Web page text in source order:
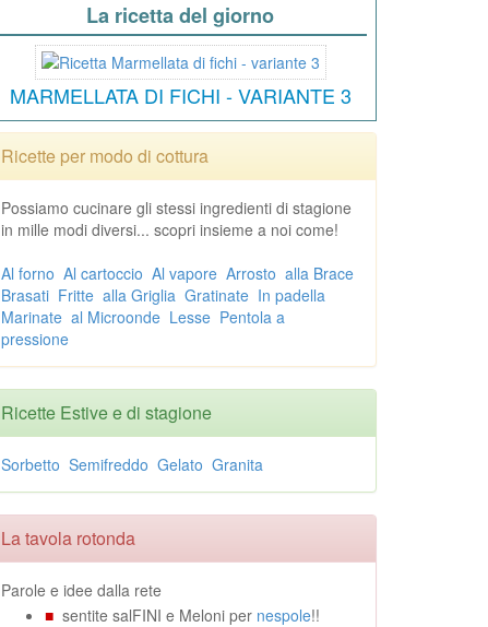
La ricetta del giorno
MARMELLATA DI FICHI - VARIANTE 3
Ricette per modo di cottura
Possiamo cucinare gli stessi ingredienti di stagione
in mille modi diversi... scopri insieme a noi come!
Al forno Al cartoccio Al vapore Arrosto alla Brace
Brasati Fritte alla Griglia Gratinate In padella
Marinate al Microonde Lesse Pentola a
pressione
Ricette Estive e di stagione
Sorbetto Semifreddo Gelato Granita
La tavola rotonda
Parole e idee dalla rete
■ sentite salFINI e Meloni per nespole!!